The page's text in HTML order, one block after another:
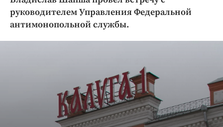
Культура
Праздники
Происшествия
руководителем Управления Федеральной
антимонопольной службы.